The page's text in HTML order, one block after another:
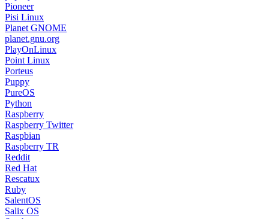
Pioneer
Pisi Linux
Planet GNOME
planet.gnu.org
PlayOnLinux
Point Linux
Porteus
Puppy
PureOS
Python
Raspberry
Raspberry Twitter
Raspbian
Raspberry TR
Reddit
Red Hat
Rescatux
Ruby
SalentOS
Salix OS